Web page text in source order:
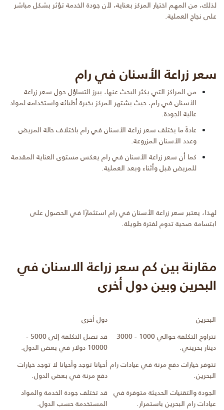
لذلك، من المهم اختيار المركز بعناية، لأن جودة الخدمة تؤثر بشكل مباشر
على نجاح العملية.
سعر زراعة الأسنان في رام
من المراكز التي يكثر البحث عنها، يبرز التساؤل حول سعر زراعة
الأسنان في رام، حيث يشتهر المركز بخبرة أطبائه واستخدامه لمواد
عالية الجودة.
عادةً ما يختلف سعر زراعة الأسنان في رام باختلاف حالة المريض
وعدد الأسنان المزروعة.
كما أن سعر زراعة الأسنان في رام يعكس مستوى العناية المقدمة
للمريض قبل وأثناء وبعد العملية.
لهذا، يعتبر سعر زراعة الأسنان في رام استثمارًا في الحصول على
ابتسامة صحية تدوم لفترة طويلة.
مقارنة بين كم سعر زراعة الاسنان في
البحرين وبين دول أخرى
البحرين
دول أخرى
تتراوح التكلفة حوالي 1000 - 3000
دينار بحريني.
قد تصل التكلفة إلى 5000 -
10000 دولار في بعض الدول.
تتوفر خيارات دفع مرنة في عيادات رام
البحرين.
أحيانا توجد وأحيانا لا توجد خيارات
دفع مرنة في بعض الدول.
الجودة والتقنيات الحديثة متوفرة في
عيادات رام البحرين باستمرار.
قد تختلف جودة الخدمة والمواد
المستخدمة حسب الدول.